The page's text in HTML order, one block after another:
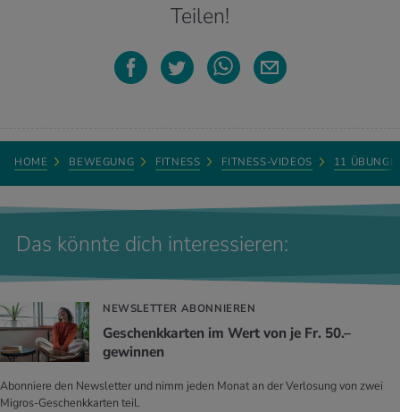
Teilen!
HOME BEWEGUNG FITNESS FITNESS-VIDEOS 11
Das könnte dich interessieren:
NEWSLETTER ABONNIEREN
Geschenkkarten im Wert von je Fr. 50.–
gewinnen
Abonniere den Newsletter und nimm jeden Monat an der Verlosung von zwei
Migros-Geschenkkarten teil.